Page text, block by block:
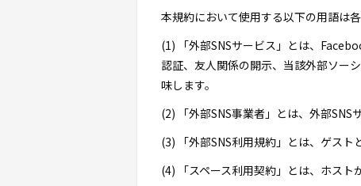
本規約において使用する以下の用語は
(1) 「外部SNSサービス」とは、
認証、友人関係の開示、当該外部ソー
味します。
(2) 「外部SNS事業者」とは、外部SNS
(3) 「外部SNS利用規約」とは、ゲスト
(4) 「スペース利用契約」とは、ホスト